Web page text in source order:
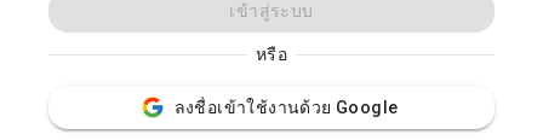
เข้าสู่ระบบ
หรือ
ลงชื่อเข้าใช้งานด้วย Google